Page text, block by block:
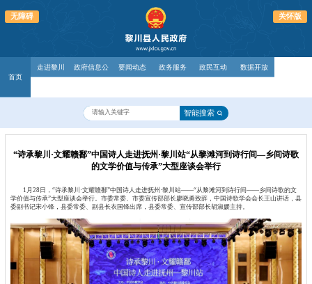
关怀版
无障碍
首页
走进黎川 政府信息公 要闻动态 政务服务 政民互动 数据开放
智能搜索
“诗承黎川·文耀赣鄱”中国诗人走进抚州·黎川站“从黎滩河到诗行间—乡间诗歌
的文学价值与传承”大型座谈会举行
1月28日，“诗承黎川·文耀赣鄱”中国诗人走进抚州·黎川站——“从黎滩河到诗行间——乡间诗歌的文
学价值与传承”大型座谈会举行。市委常委、市委宣传部部长廖晓勇致辞，中国诗歌学会会长王山讲话，县
委副书记宋小锋，县委常委、副县长衣国锋出席，县委常委、宣传部部长胡淑媛主持。